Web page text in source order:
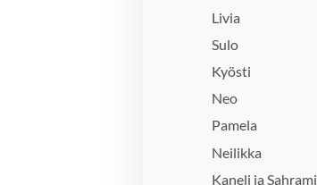
Livia
Sulo
Kyösti
Neo
Pamela
Neilikka
Kaneli ja Sahrami